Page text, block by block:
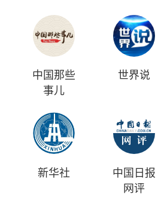
中国那些
事儿
世界说
新华社
中国日报
网评